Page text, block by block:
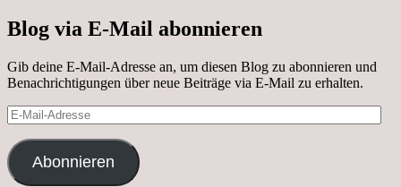
Blog via E-Mail abonnieren
Gib deine E-Mail-Adresse an, um diesen Blog zu abonnieren und
Benachrichtigungen über neue Beiträge via E-Mail zu erhalten.
E-
Mail-
Adresse
Abonnieren